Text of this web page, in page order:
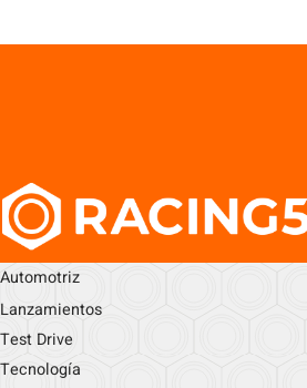
Automotriz
Lanzamientos
Test Drive
Tecnología